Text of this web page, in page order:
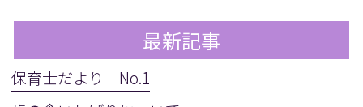
最新記事
保育士だより No.1